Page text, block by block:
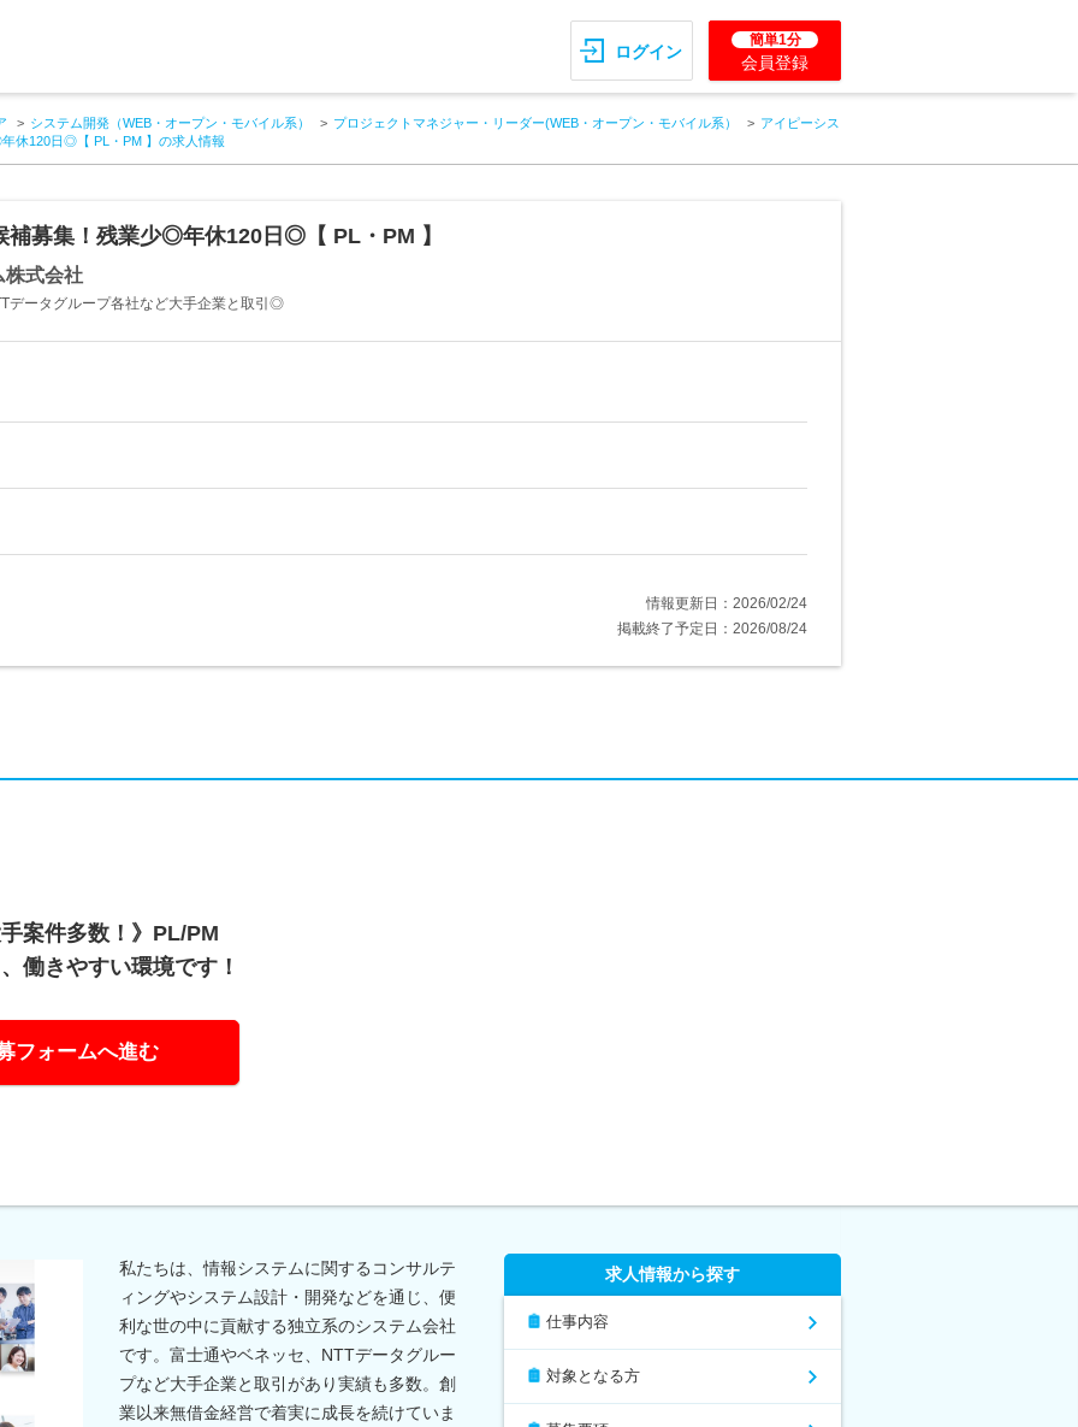
ログイン
簡単1分
会員登録
システム開発（WEB・オープン・モバイル系） プロジェクトマネジャー・リーダー(WEB・オープン・モバイル系）
アイピーシス
休120日◎【 PL・PM 】の求人情報
募集！残業少◎年休120日◎【 PL・PM 】
株式会社
データグループ各社など大手企業と取引◎
情報更新日：2026/02/24
掲載終了予定日：2026/08/24
案件多数！》PL/PM
働きやすい環境です！
フォームへ進む
私たちは、情報システムに関するコンサルテ
ィングやシステム設計・開発などを通じ、便
利な世の中に貢献する独立系のシステム会社
です。富士通やベネッセ、NTTデータグルー
プなど大手企業と取引があり実績も多数。創
業以来無借金経営で着実に成長を続けていま
求人情報から探す
仕事内容
対象となる方